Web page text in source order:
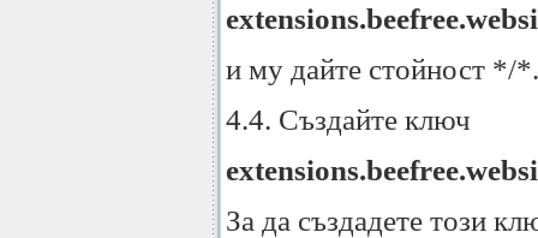
и му дайте стойност */
4.4. Създайте ключ
За да създадете този